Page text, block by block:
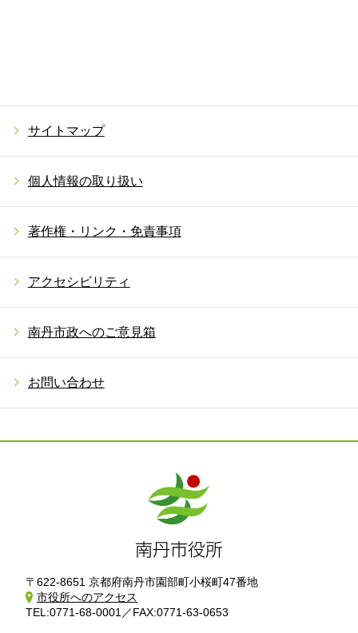
サイトマップ
個人情報の取り扱い
著作権・リンク・免責事項
アクセシビリティ
南丹市政へのご意見箱
お問い合わせ
〒622-8651 京都府南丹市園部町小桜町47番地
市役所へのアクセス
TEL:0771-68-0001／FAX:0771-63-0653